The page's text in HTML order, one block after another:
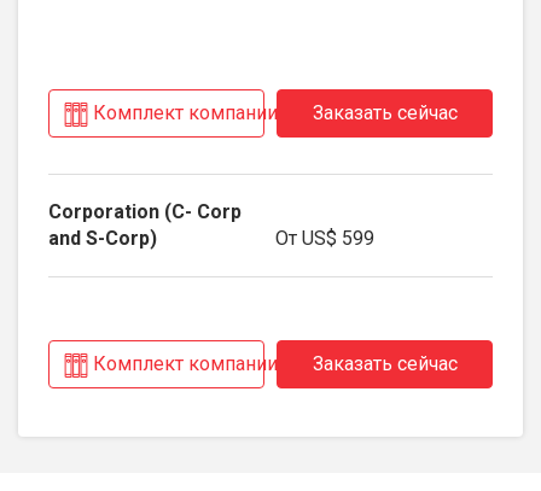
Комплект компании Заказать сейчас
От US$ 599
Комплект компании Заказать сейчас